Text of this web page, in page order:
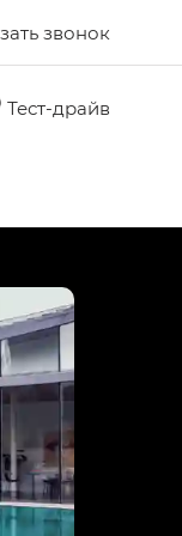
звонок
Тест-драйв